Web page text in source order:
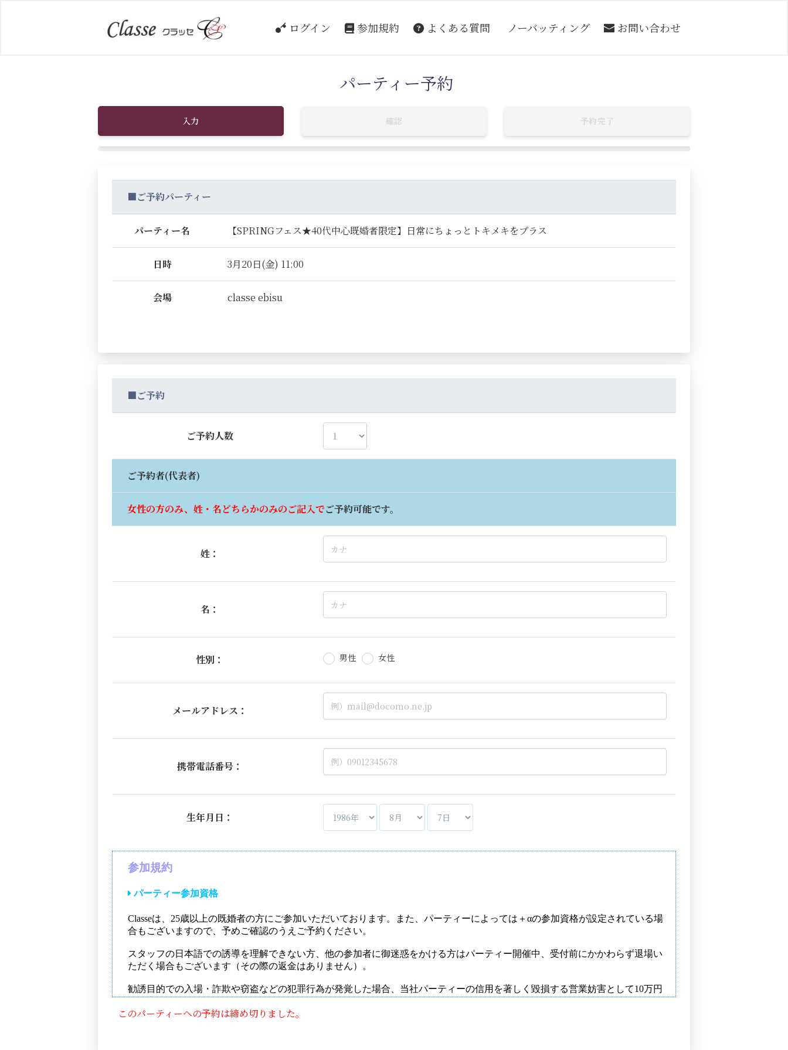
ログイン 参加規約 よくある質問 ノーバッティング お問い合わせ
パーティー予約
入力 確認 予約完了
■ご予約パーティー
パーティー名 【SPRINGフェス★40代中心既婚者限定】日常にちょっとトキメキをプラス
日時 3月20日(金) 11:00
会場 classe ebisu
■ご予約
ご予約人数
ご予約者(代表者)
女性の方のみ、姓・名どちらかのみのご記入でご予約可能です。
姓：
名：
性別： 男性 女性
メールアドレス：
携帯電話番号：
生年月日：
このパーティーへの予約は締め切りました。